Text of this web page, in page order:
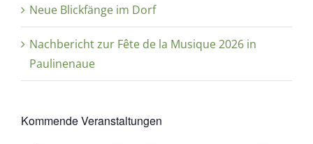
Neue Blickfänge im Dorf
Nachbericht zur Fête de la Musique 2026 in
Paulinenaue
Kommende Veranstaltungen